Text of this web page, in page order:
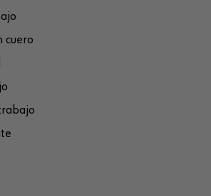
cuero